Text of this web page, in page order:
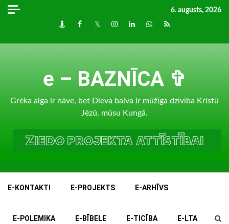
Skip
6. augusts, 2026
DraugiemFacebook
TwitterInstagram
LinkedInwhatsapp
RSS
e – BAZNĪCA ✞
Grēka alga ir nāve, bet Dieva balva ir mūžīga dzīvība Kristū
Jēzū, mūsu Kungā.
E-KONTAKTI E-PROJEKTS E-ARHĪVS
E-POLEMIKA E-BĪBELE E-TICĪBA E-LTA